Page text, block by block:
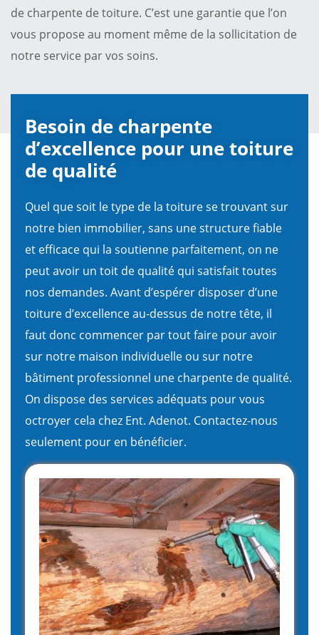
de charpente de toiture. C’est une garantie que l’on
vous propose au moment même de la sollicitation de
notre service par vos soins.
Besoin de charpente
d’excellence pour une toiture
de qualité
Quel que soit le type de la toiture se trouvant sur
notre bien immobilier, sans une structure fiable
et efficace qui la soutienne parfaitement, on ne
peut avoir un toit de qualité qui satisfait toutes
nos demandes. Avant d’espérer disposer d’une
toiture d’excellence au-dessus de notre tête, il
faut donc commencer par tout faire pour avoir
sur notre maison individuelle ou sur notre
bâtiment professionnel une charpente de qualité.
On dispose des services adéquats pour vous
octroyer cela chez Ent. Adenot. Contactez-nous
seulement pour en bénéficier.